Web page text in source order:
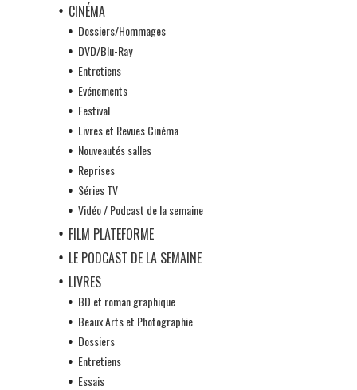
CINÉMA
Dossiers/Hommages
DVD/Blu-Ray
Entretiens
Evénements
Festival
Livres et Revues Cinéma
Nouveautés salles
Reprises
Séries TV
Vidéo / Podcast de la semaine
FILM PLATEFORME
LE PODCAST DE LA SEMAINE
LIVRES
BD et roman graphique
Beaux Arts et Photographie
Dossiers
Entretiens
Essais